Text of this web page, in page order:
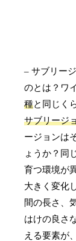
– サブリー
のとは？ワ
種と同じく
サブリージ
ージョンは
ょうか？同
育つ環境が
大きく変化
間の長さ、
はけの良さ
える要素が